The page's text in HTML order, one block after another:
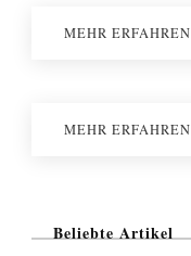
MEHR ERFAHREN
MEHR ERFAHREN
Beliebte Artikel